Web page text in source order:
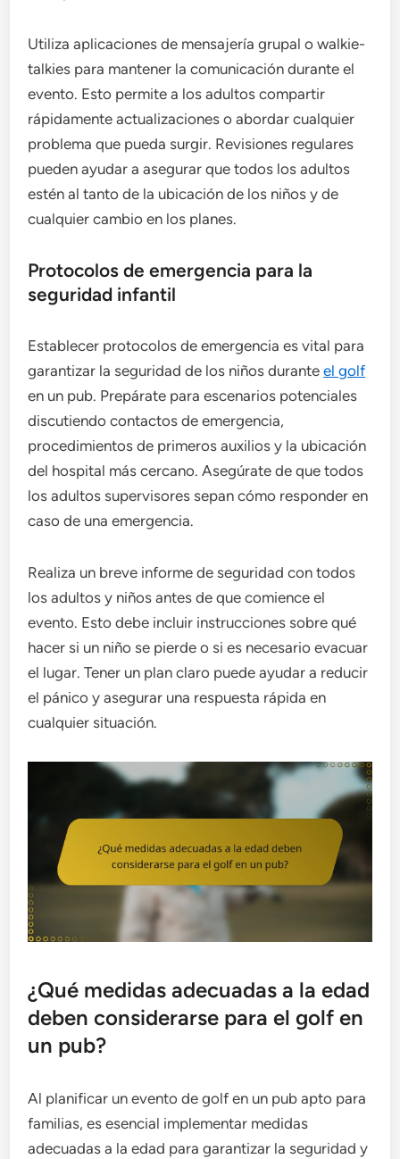
Utiliza aplicaciones de mensajería grupal o walkie-
talkies para mantener la comunicación durante el
evento. Esto permite a los adultos compartir
rápidamente actualizaciones o abordar cualquier
problema que pueda surgir. Revisiones regulares
pueden ayudar a asegurar que todos los adultos
estén al tanto de la ubicación de los niños y de
cualquier cambio en los planes.
Protocolos de emergencia para la
seguridad infantil
Establecer protocolos de emergencia es vital para
garantizar la seguridad de los niños duranteel golf
en un pub. Prepárate para escenarios potenciales
discutiendo contactos de emergencia,
procedimientos de primeros auxilios y la ubicación
del hospital más cercano. Asegúrate de que todos
los adultos supervisores sepan cómo responder en
caso de una emergencia.
Realiza un breve informe de seguridad con todos
los adultos y niños antes de que comience el
evento. Esto debe incluir instrucciones sobre qué
hacer si un niño se pierde o si es necesario evacuar
el lugar. Tener un plan claro puede ayudar a reducir
el pánico y asegurar una respuesta rápida en
cualquier situación.
¿Qué medidas adecuadas a la edad
deben considerarse para el golf en
un pub?
Al planificar un evento de golf en un pub apto para
familias, es esencial implementar medidas
adecuadas a la edad para garantizar la seguridad y